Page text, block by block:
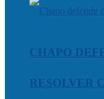
CHAPO
RESOLVER